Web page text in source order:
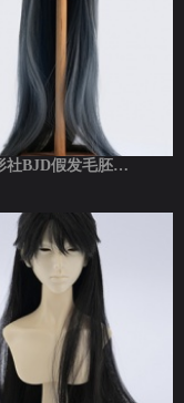
龙魂人形社BJD假发毛胚发 月下仙 同款...